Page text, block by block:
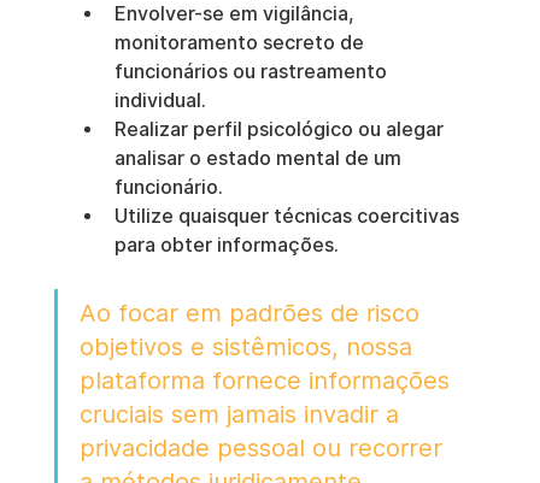
Envolver-se em vigilância,
monitoramento secreto de
funcionários ou rastreamento
individual.
Realizar perfil psicológico ou alegar
analisar o estado mental de um
funcionário.
Utilize quaisquer técnicas coercitivas
para obter informações.
Ao focar em padrões de risco
objetivos e sistêmicos, nossa
plataforma fornece informações
cruciais sem jamais invadir a
privacidade pessoal ou recorrer